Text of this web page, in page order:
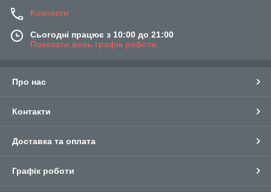
Контакти
Сьогодні працює з 10:00 до 21:00
Показати весь графік роботи
Про нас
Контакти
Доставка та оплата
Графік роботи